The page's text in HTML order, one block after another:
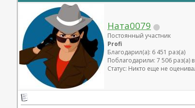
Ната0079
Постоянный участник
Profi
Благодарил(а): 6 451 раз(а)
Поблагодарили: 7 506 раз(а)
Статус: Никто еще не